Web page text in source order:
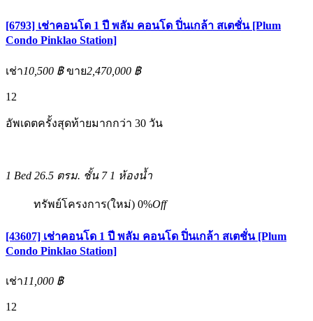
[6793] เช่าคอนโด 1 ปี พลัม คอนโด ปิ่นเกล้า สเตชั่น [Plum
Condo Pinklao Station]
เช่า10,500 ฿ ขาย2,470,000 ฿
12
อัพเดตครั้งสุดท้ายมากกว่า 30 วัน
1 Bed 26.5 ตรม. ชั้น 7 1 ห้องน้ำ
ทรัพย์โครงการ(ใหม่) 0%Off
[43607] เช่าคอนโด 1 ปี พลัม คอนโด ปิ่นเกล้า สเตชั่น [Plum
Condo Pinklao Station]
เช่า11,000 ฿
12